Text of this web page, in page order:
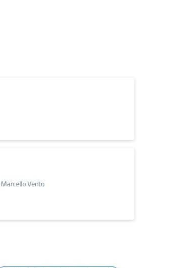
Marcello Vento